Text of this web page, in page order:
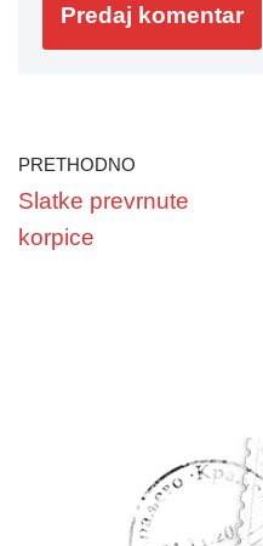
PRETHODNO
Slatke prevrnute
korpice